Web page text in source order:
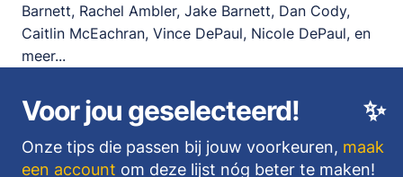
Barnett, Rachel Ambler, Jake Barnett, Dan Cody,
Caitlin McEachran, Vince DePaul, Nicole DePaul, en
meer...
✨
Voor jou geselecteerd!
Onze tips die passen bij jouw voorkeuren, maak
een account om deze lijst nóg beter te maken!